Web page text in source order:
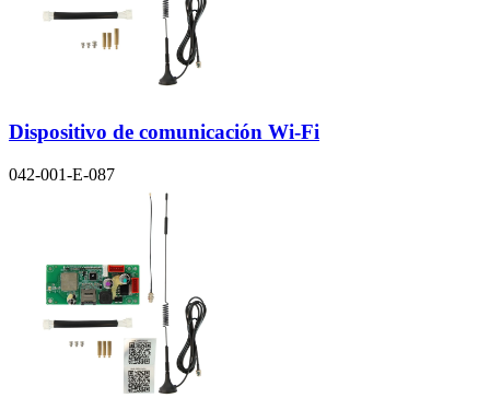
Dispositivo de comunicación Wi-Fi
042-001-E-087